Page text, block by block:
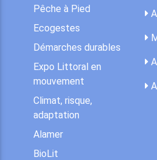
Pêche à Pied
Ecogestes
Démarches durables
Expo Littoral en
mouvement
Climat, risque,
adaptation
Alamer
BioLit